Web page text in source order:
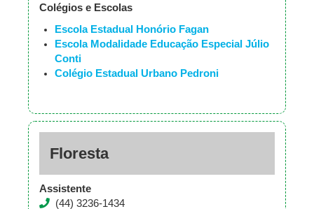
Colégios e Escolas
Escola Estadual Honório Fagan
Escola Modalidade Educação Especial Júlio
Conti
Colégio Estadual Urbano Pedroni
Floresta
Assistente
(44) 3236-1434